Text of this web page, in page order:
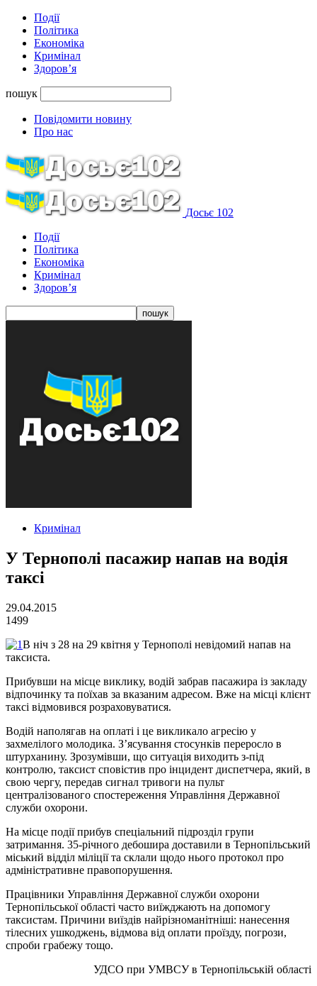
Події
Політика
Економіка
Кримінал
Здоров’я
пошук
Повідомити новину
Про нас
Досьє 102
Події
Політика
Економіка
Кримінал
Здоров’я
Кримінал
У Тернополі пасажир напав на водія
таксі
29.04.2015
1499
В ніч з 28 на 29 квітня у Тернополі невідомий напав на
таксиста.
Прибувши на місце виклику, водій забрав пасажира із закладу
відпочинку та поїхав за вказаним адресом. Вже на місці клієнт
таксі відмовився розраховуватися.
Водій наполягав на оплаті і це викликало агресію у
захмелілого молодика. З’ясування стосунків переросло в
штурханину. Зрозумівши, що ситуація виходить з-під
контролю, таксист сповістив про інцидент диспетчера, який, в
свою чергу, передав сигнал тривоги на пульт
централізованого спостереження Управління Державної
служби охорони.
На місце події прибув спеціальний підрозділ групи
затримання. 35-річного дебошира доставили в Тернопільський
міський відділ міліції та склали щодо нього протокол про
адміністративне правопорушення.
Працівники Управління Державної служби охорони
Тернопільської області часто виїжджають на допомогу
таксистам. Причини виїздів найрізноманітніші: нанесення
тілесних ушкоджень, відмова від оплати проїзду, погрози,
спроби грабежу тощо.
УДСО при УМВСУ в Тернопільській області